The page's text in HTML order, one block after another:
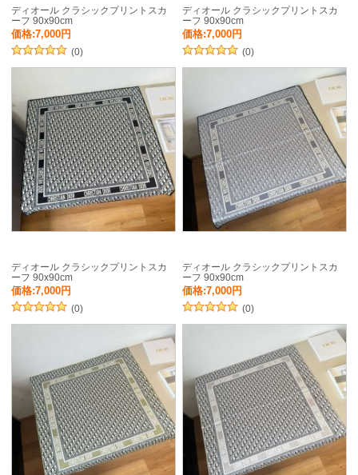
ディオール クラシックプリントスカ
ーフ 90x90cm
価格:7,000円
(0)
ディオール クラシックプリントスカ
ーフ 90x90cm
価格:7,000円
(0)
ディオール クラシックプリントスカ
ーフ 90x90cm
価格:7,000円
(0)
ディオール クラシックプリントスカ
ーフ 90x90cm
価格:7,000円
(0)